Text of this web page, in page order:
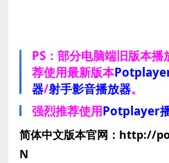
PS：部分电脑端旧版本
荐使用最新版本
器/射手影音播放器。
强烈推荐使用Potplayer
简体中文版本官网：http://
N